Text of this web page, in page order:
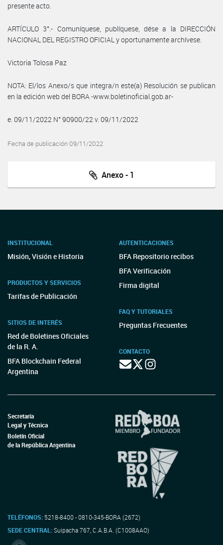
presente acto.
ARTÍCULO 3°.- Comuníquese, publíquese, dése a la DIRECCIÓN
NACIONAL DEL REGISTRO OFICIAL y oportunamente archívese.
Victoria Tolosa Paz
NOTA: El/los Anexo/s que integra/n este(a) Resolución se publican
en la edición web del BORA -www.boletinoficial.gob.ar-
e. 09/11/2022 N° 90900/22 v. 09/11/2022
Fecha de publicación 09/11/2022
Anexo - 1
INSTITUCIONAL
Misión, Visión e Historia
PRODUCTOS Y SERVICIOS
Tarifas de Publicación
SITIOS DE INTERÉS
Red de Boletines Oficiales
de la R. A.
BFA Blockchain Federal
Argentina
AUTENTICACIONES
BFA Repositorio recibos
BFA Verificación
Firma digital
FAQ Y TUTORIALES
Preguntas Frecuentes
CONTACTO
Secretaría
Legal y Técnica
Boletín Oficial
de la República Argentina
TELÉFONOS: 5218-8400 - 0810-345-BORA (2672)
SEDE CENTRAL:Suipacha 767, C.A.B.A. (C1008AAO)